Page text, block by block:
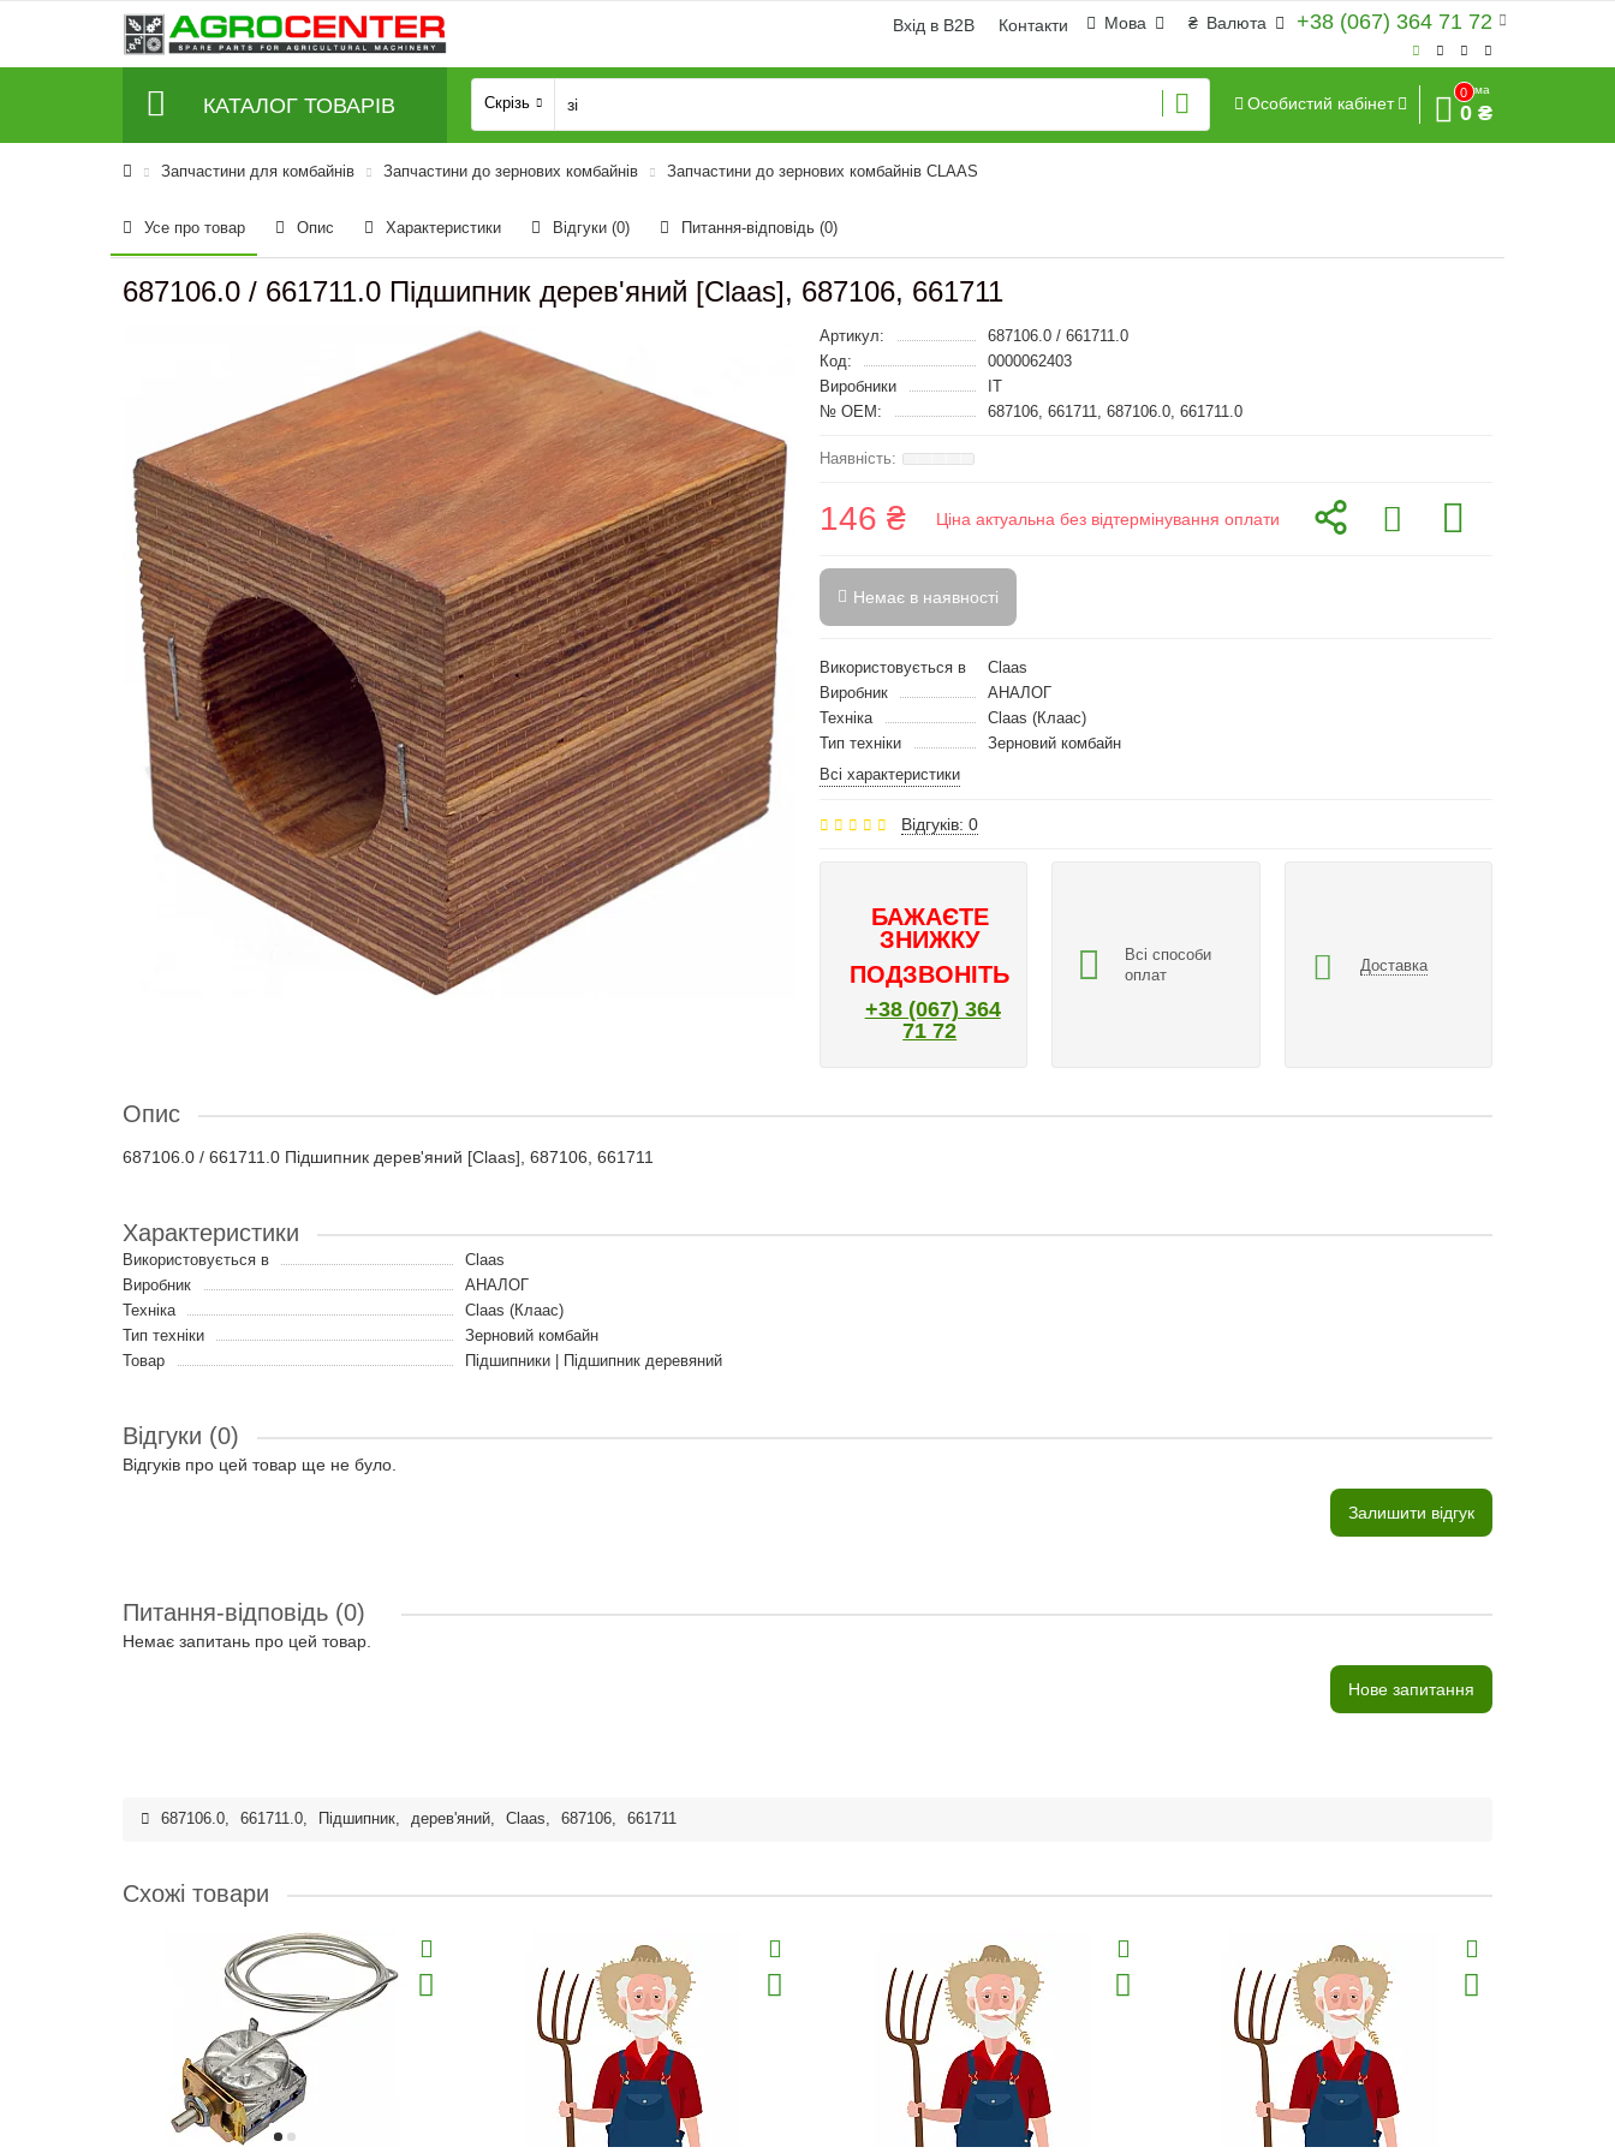
+38 (067) 364 71 72
₴ Валюта
Мова
Вхід в B2B Контакти
КАТАЛОГ ТОВАРІВ Скрізь Особистий кабінет
0
Сума
0 ₴
Запчастини для комбайнів Запчастини до зернових комбайнів Запчастини до зернових комбайнів CLAAS
Усе про товар Опис Характеристики Відгуки (0) Питання-відповідь (0)
687106.0 / 661711.0 Підшипник дерев'яний [Claas], 687106, 661711
Артикул:
687106.0 / 661711.0
Код:
0000062403
Виробники
IT
№ OEM:
687106, 661711, 687106.0, 661711.0
146 ₴ Ціна актуальна без відтермінування оплати
Немає в наявності
Використовується в
Claas
Виробник
АНАЛОГ
Техніка
Claas (Клаас)
Тип техніки
Зерновий комбайн
Всі характеристики
Відгуків: 0
БАЖАЄТЕ
ЗНИЖКУ
ПОДЗВОНІТЬ
+38 (067) 364
71 72
Всі способи
оплат
Доставка
Опис
687106.0 / 661711.0 Підшипник дерев'яний [Claas], 687106, 661711
Характеристики
Використовується в
Claas
Виробник
АНАЛОГ
Техніка
Claas (Клаас)
Тип техніки
Зерновий комбайн
Товар
Підшипники | Підшипник деревяний
Відгуки (0)
Відгуків про цей товар ще не було.
Залишити відгук
Питання-відповідь (0)
Немає запитань про цей товар.
Нове запитання
687106.0, 661711.0, Підшипник, дерев'яний, Claas, 687106, 661711
Схожі товари